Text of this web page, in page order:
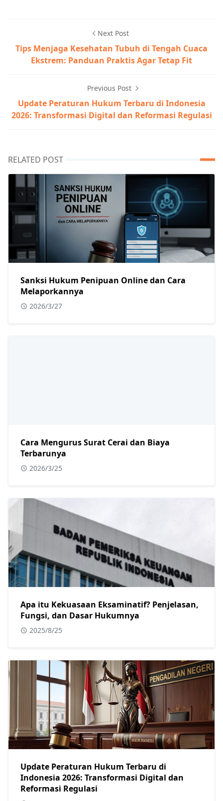
Next Post
Tips Menjaga Kesehatan Tubuh di Tengah Cuaca
Ekstrem: Panduan Praktis Agar Tetap Fit
Previous Post
Update Peraturan Hukum Terbaru di Indonesia
2026: Transformasi Digital dan Reformasi Regulasi
RELATED POST
Sanksi Hukum Penipuan Online dan Cara
Melaporkannya
2026/3/27
Cara Mengurus Surat Cerai dan Biaya
Terbarunya
2026/3/25
Apa itu Kekuasaan Eksaminatif? Penjelasan,
Fungsi, dan Dasar Hukumnya
2025/8/25
Update Peraturan Hukum Terbaru di
Indonesia 2026: Transformasi Digital dan
Reformasi Regulasi